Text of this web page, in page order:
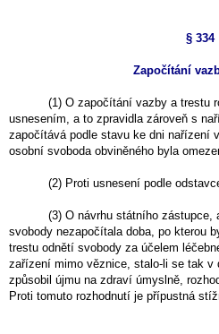
§ 334
Započítání
(1) O započítání vazby a trestu
usnesením, a to zpravidla zároveň s
započítává podle stavu ke dni nařízení
osobní svoboda obviněného byla
(2) Proti usnesení podle
(3) O návrhu státního
svobody nezapočítala doba, po kterou
trestu odnětí svobody za účelem
zařízení mimo věznice, stalo-li se tak v
způsobil újmu na zdraví úmyslně,
Proti tomuto rozhodnutí je přípustná